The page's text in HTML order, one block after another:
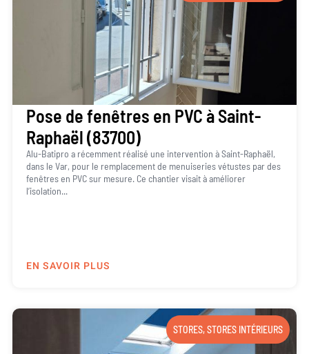
Pose de fenêtres en PVC à Saint-
Raphaël (83700)
Alu-Batipro a récemment réalisé une intervention à Saint-Raphaël,
dans le Var, pour le remplacement de menuiseries vétustes par des
fenêtres en PVC sur mesure. Ce chantier visait à améliorer
l’isolation...
EN SAVOIR PLUS
STORES,STORES INTÉRIEURS